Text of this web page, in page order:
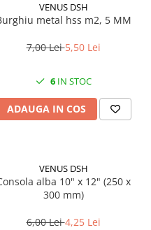
VENUS DSH
metal hss m2, 5 MM
7,00 Lei5,50 Lei
6IN STOC
ADAUGA IN COS
VENUS DSH
alba 10" x 12" (250 x
300 mm)
6,00 Lei4,25 Lei